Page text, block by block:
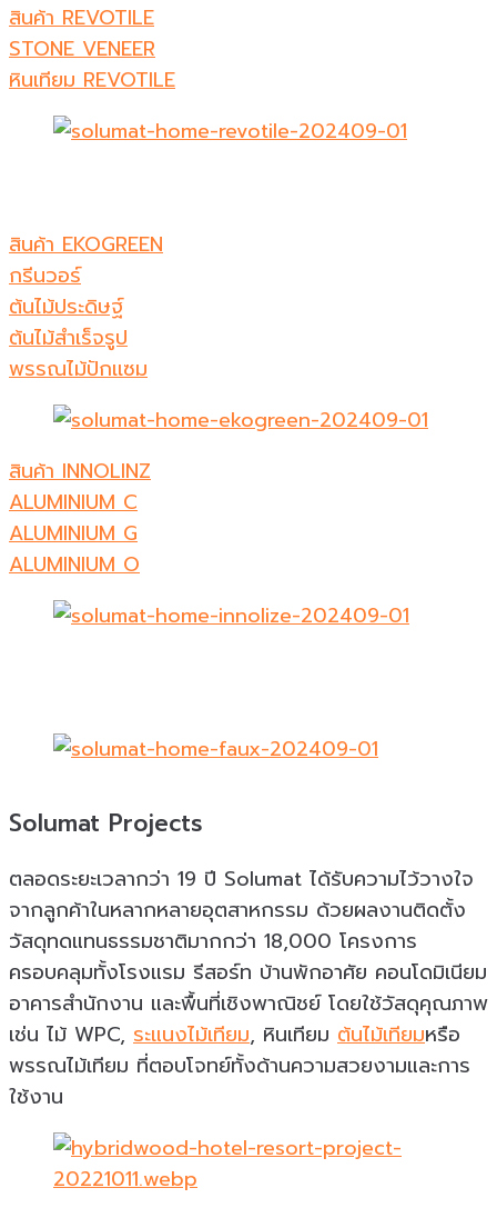
สินค้า REVOTILE
STONE VENEER
หินเทียม REVOTILE​
สินค้า EKOGREEN
กรีนวอร์
ต้นไม้ประดิษฐ์
ต้นไม้สำเร็จรูป
พรรณไม้ปักเเซม
สินค้า INNOLINZ
ALUMINIUM C
ALUMINIUM G
ALUMINIUM O
Solumat Projects
ตลอดระยะเวลากว่า 19 ปี Solumat ได้รับความไว้วางใจ
จากลูกค้าในหลากหลายอุตสาหกรรม ด้วยผลงานติดตั้ง
วัสดุทดแทนธรรมชาติมากกว่า 18,000 โครงการ
ครอบคลุมทั้งโรงแรม รีสอร์ท บ้านพักอาศัย คอนโดมิเนียม
อาคารสำนักงาน และพื้นที่เชิงพาณิชย์ โดยใช้วัสดุคุณภาพ
เช่น ไม้ WPC, ระแนงไม้เทียม, หินเทียม ต้นไม้เทียมหรือ
พรรณไม้เทียม ที่ตอบโจทย์ทั้งด้านความสวยงามและการ
ใช้งาน